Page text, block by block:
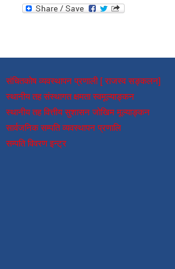
संचितकोष व्यवस्थापन प्रणाली [ राजस्व सङ्कलन]
स्थानीय तह संस्थागत क्षमता स्वमूल्याङ्कन
स्थानीय तह वित्तीय सुशासन जोखिम मूल्याङ्कन
सार्वजनिक सम्पति व्यवस्थापन प्रणालि
सम्पति विवरण इन्ट्र